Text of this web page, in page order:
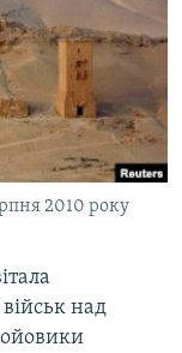
2010 року
над